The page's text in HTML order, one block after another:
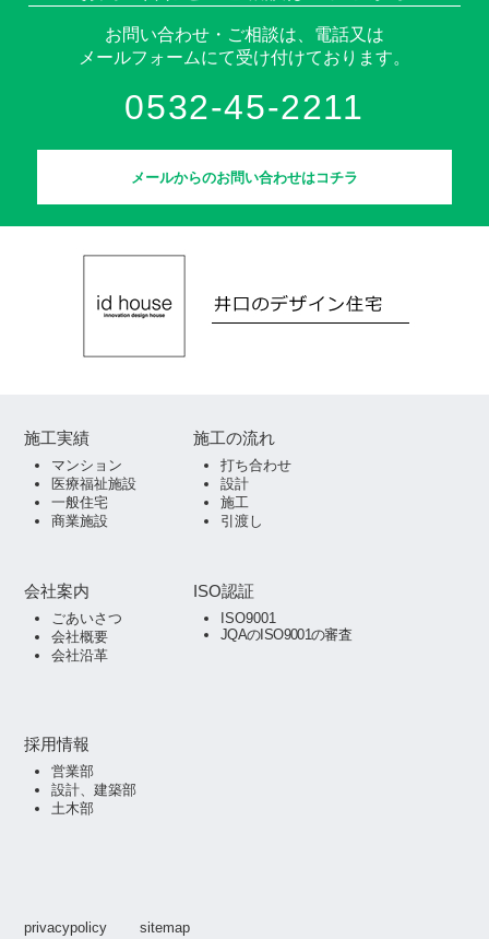
お問い合わせ・ご相談は、電話又は
メールフォームにて受け付けております。
0532-45-2211
メールからのお問い合わせはコチラ
施工実績
マンション
医療福祉施設
一般住宅
商業施設
施工の流れ
打ち合わせ
設計
施工
引渡し
会社案内
ごあいさつ
会社概要
会社沿革
ISO認証
ISO9001
JQAのISO9001の審査
採用情報
営業部
設計、建築部
土木部
privacypolicy sitemap